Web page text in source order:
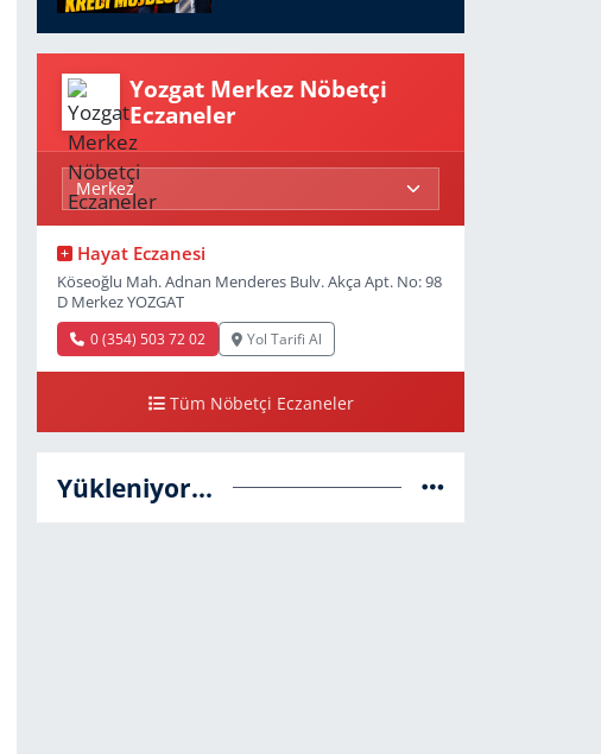
Yozgat Merkez Nöbetçi
Eczaneler
Hayat Eczanesi
Köseoğlu Mah. Adnan Menderes Bulv. Akça Apt. No: 98
D Merkez YOZGAT
0 (354) 503 72 02 Yol Tarifi Al
Tüm Nöbetçi Eczaneler
Yükleniyor...